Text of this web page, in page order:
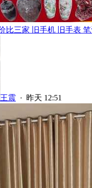
比三家 旧手机 旧手表
王震 · 昨天 12:51